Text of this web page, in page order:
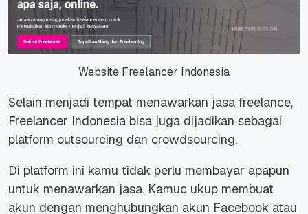
Website Freelancer Indonesia
Selain menjadi tempat menawarkan jasa freelance,
Freelancer Indonesia bisa juga dijadikan sebagai
platform outsourcing dan crowdsourcing.
Di platform ini kamu tidak perlu membayar apapun
untuk menawarkan jasa. Kamuc ukup membuat
akun dengan menghubungkan akun Facebook atau